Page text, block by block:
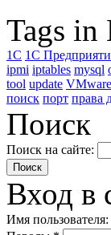
Tags in
1C 1С
ipmi iptables mysql
tool update VMware
поиск порт права
Поиск
Поиск на сайте:
Вход в
Имя пользователя: